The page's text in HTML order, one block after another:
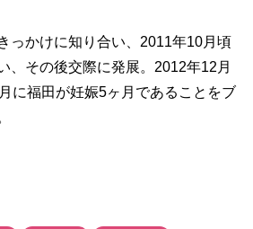
っかけに知り合い、2011年10月頃
、その後交際に発展。2012年12月
に福田が妊娠5ヶ月であることをブ